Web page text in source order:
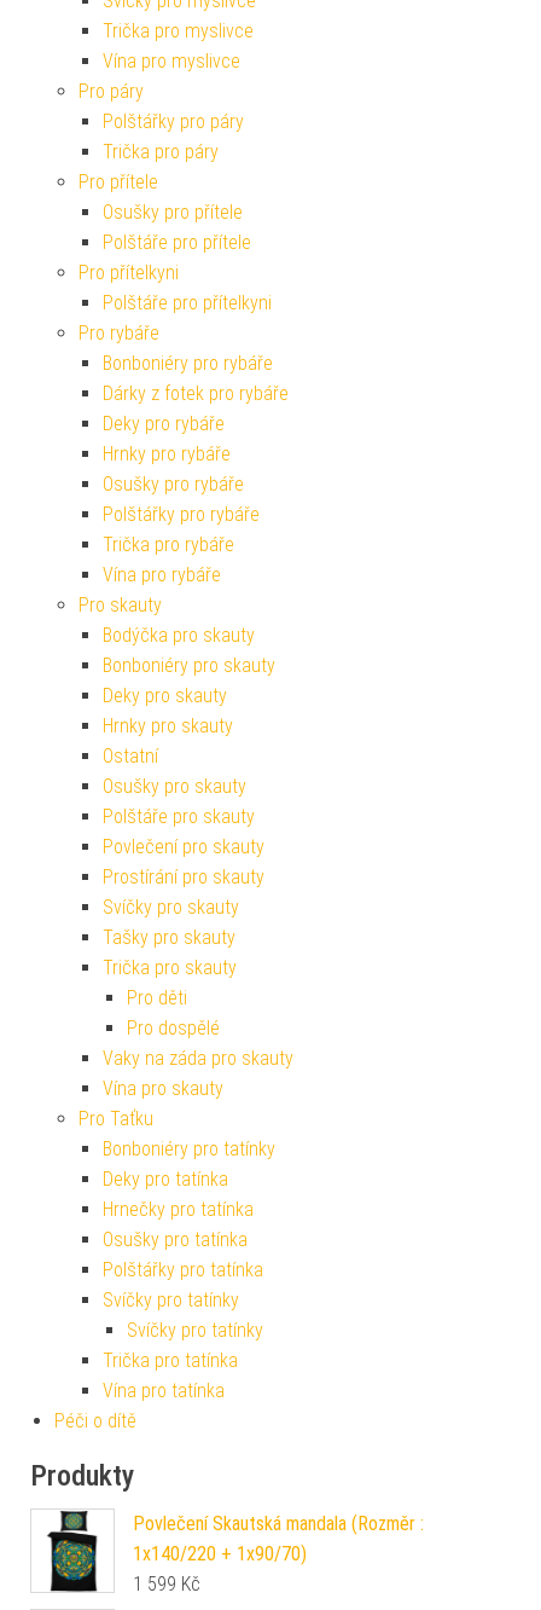
Trička pro myslivce
Vína pro myslivce
Pro páry
Polštářky pro páry
Trička pro páry
Pro přítele
Osušky pro přítele
Polštáře pro přítele
Pro přítelkyni
Polštáře pro přítelkyni
Pro rybáře
Bonboniéry pro rybáře
Dárky z fotek pro rybáře
Deky pro rybáře
Hrnky pro rybáře
Osušky pro rybáře
Polštářky pro rybáře
Trička pro rybáře
Vína pro rybáře
Pro skauty
Bodýčka pro skauty
Bonboniéry pro skauty
Deky pro skauty
Hrnky pro skauty
Ostatní
Osušky pro skauty
Polštáře pro skauty
Povlečení pro skauty
Prostírání pro skauty
Svíčky pro skauty
Tašky pro skauty
Trička pro skauty
Pro děti
Pro dospělé
Vaky na záda pro skauty
Vína pro skauty
Pro Taťku
Bonboniéry pro tatínky
Deky pro tatínka
Hrnečky pro tatínka
Osušky pro tatínka
Polštářky pro tatínka
Svíčky pro tatínky
Svíčky pro tatínky
Trička pro tatínka
Vína pro tatínka
Péči o dítě
Produkty
Povlečení Skautská mandala (Rozměr :
1x140/220 + 1x90/70)
1 599 Kč